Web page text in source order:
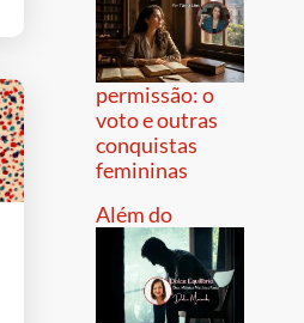
permissão: o
voto e outras
conquistas
femininas
Além do